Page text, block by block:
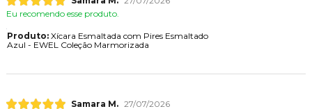
Eu recomendo esse produto.
Produto:Xícara Esmaltada com Pires Esmaltado
Azul - EWEL Coleção Marmorizada
Samara M. 27/07/2026